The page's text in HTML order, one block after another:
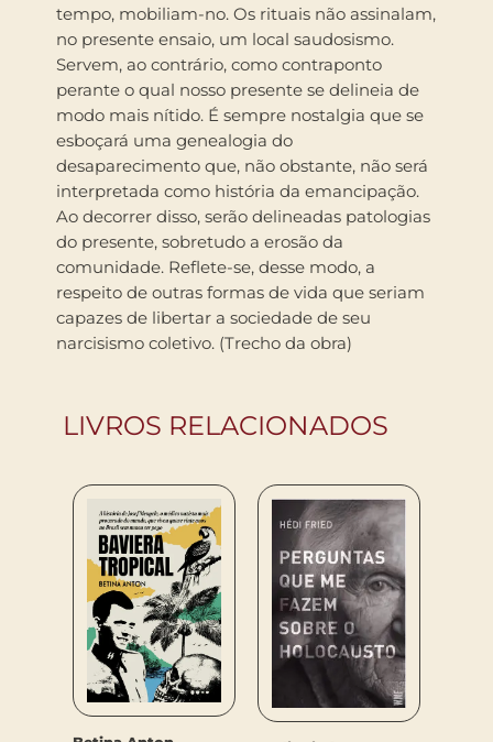
tempo, mobiliam-no. Os rituais não assinalam,
no presente ensaio, um local saudosismo.
Servem, ao contrário, como contraponto
perante o qual nosso presente se delineia de
modo mais nítido. É sempre nostalgia que se
esboçará uma genealogia do
desaparecimento que, não obstante, não será
interpretada como história da emancipação.
Ao decorrer disso, serão delineadas patologias
do presente, sobretudo a erosão da
comunidade. Reflete-se, desse modo, a
respeito de outras formas de vida que seriam
capazes de libertar a sociedade de seu
narcisismo coletivo. (Trecho da obra)
LIVROS RELACIONADOS